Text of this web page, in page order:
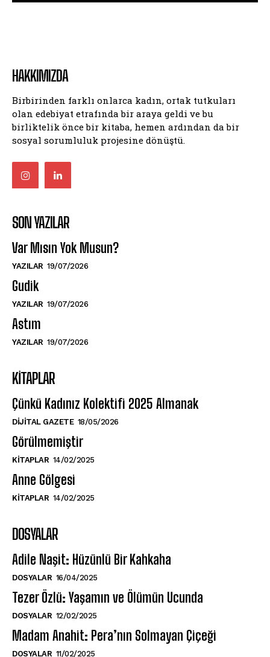
HAKKIMIZDA
Birbirinden farklı onlarca kadın, ortak tutkuları
olan edebiyat etrafında bir araya geldi ve bu
birliktelik önce bir kitaba, hemen ardından da bir
sosyal sorumluluk projesine dönüştü.
SON YAZILAR
Var Mısın Yok Musun?
YAZILAR 19/07/2026
Gudik
YAZILAR 19/07/2026
Astım
YAZILAR 19/07/2026
KITAPLAR
Çünkü Kadınız Kolektifi 2025 Almanak
DIJITAL GAZETE 18/05/2026
Görülmemiştir
KITAPLAR 14/02/2025
Anne Gölgesi
KITAPLAR 14/02/2025
DOSYALAR
Adile Naşit: Hüzünlü Bir Kahkaha
DOSYALAR 16/04/2025
Tezer Özlü: Yaşamın ve Ölümün Ucunda
DOSYALAR 12/02/2025
Madam Anahit: Pera’nın Solmayan Çiçeği
DOSYALAR 11/02/2025